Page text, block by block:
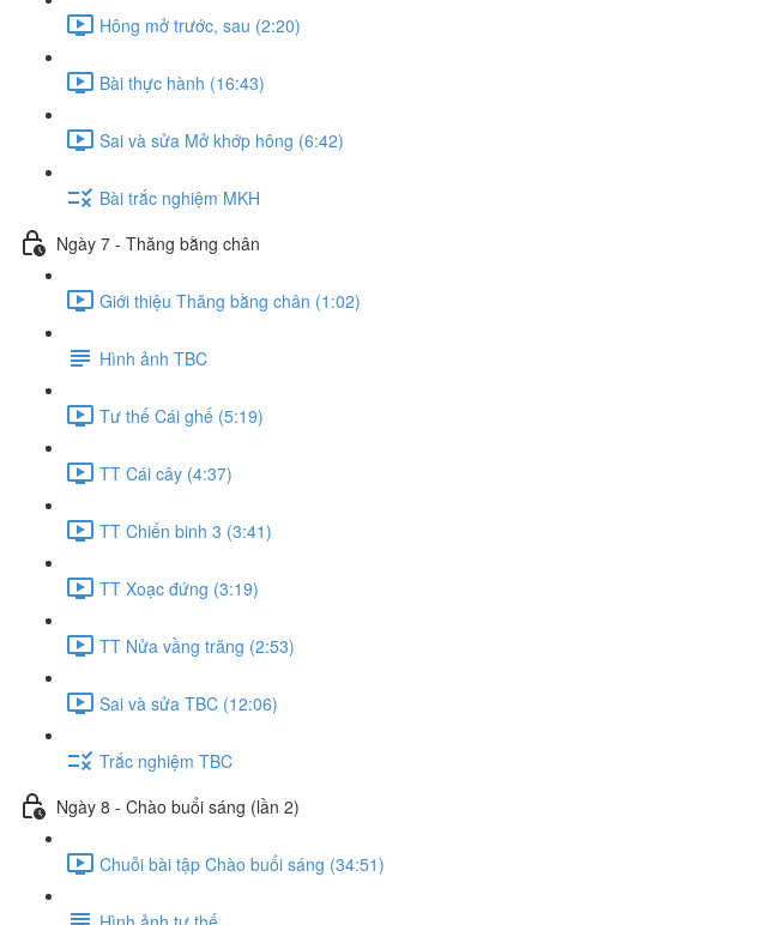
Hông mở trước, sau (2:20)
Bài thực hành (16:43)
Sai và sửa Mở khớp hông (6:42)
Bài trắc nghiệm MKH
Ngày 7 - Thăng bằng chân
Giới thiệu Thăng bằng chân (1:02)
Hình ảnh TBC
Tư thế Cái ghế (5:19)
TT Cái cây (4:37)
TT Chiến binh 3 (3:41)
TT Xoạc đứng (3:19)
TT Nửa vầng trăng (2:53)
Sai và sửa TBC (12:06)
Trắc nghiệm TBC
Ngày 8 - Chào buổi sáng (lần 2)
Chuỗi bài tập Chào buổi sáng (34:51)